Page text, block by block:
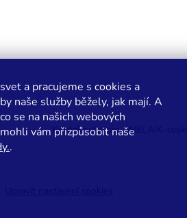
a pracujeme s cookies a
naše služby běžely, jak mají. A
se na našich webových
vám přizpůsobit naše
.
Kontaktujte nás WELAIK-